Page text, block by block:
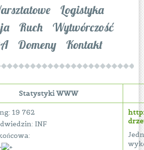
Logistyka
Ruch
Wytwórczość
Domeny Kontakt
Statystyki WWW
19 762
INF